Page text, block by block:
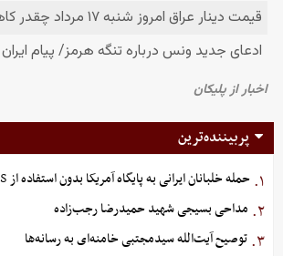
پربیننده‌ترین
۱. حمله خلبانان ایرانی به پایگاه آمریکا بدون استفاده از GPS
۲. مداحی بسیجی شهید حمیدرضا رجب‌زاده
۳. توصیح آیت‌الله سیدمجتبی خامنه‌ای به رسانه‌ها